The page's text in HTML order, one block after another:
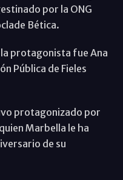
por la ONG
Bética.
la protagonista fue Ana
Pública de Fieles
protagonizado por
Marbella le ha
de su